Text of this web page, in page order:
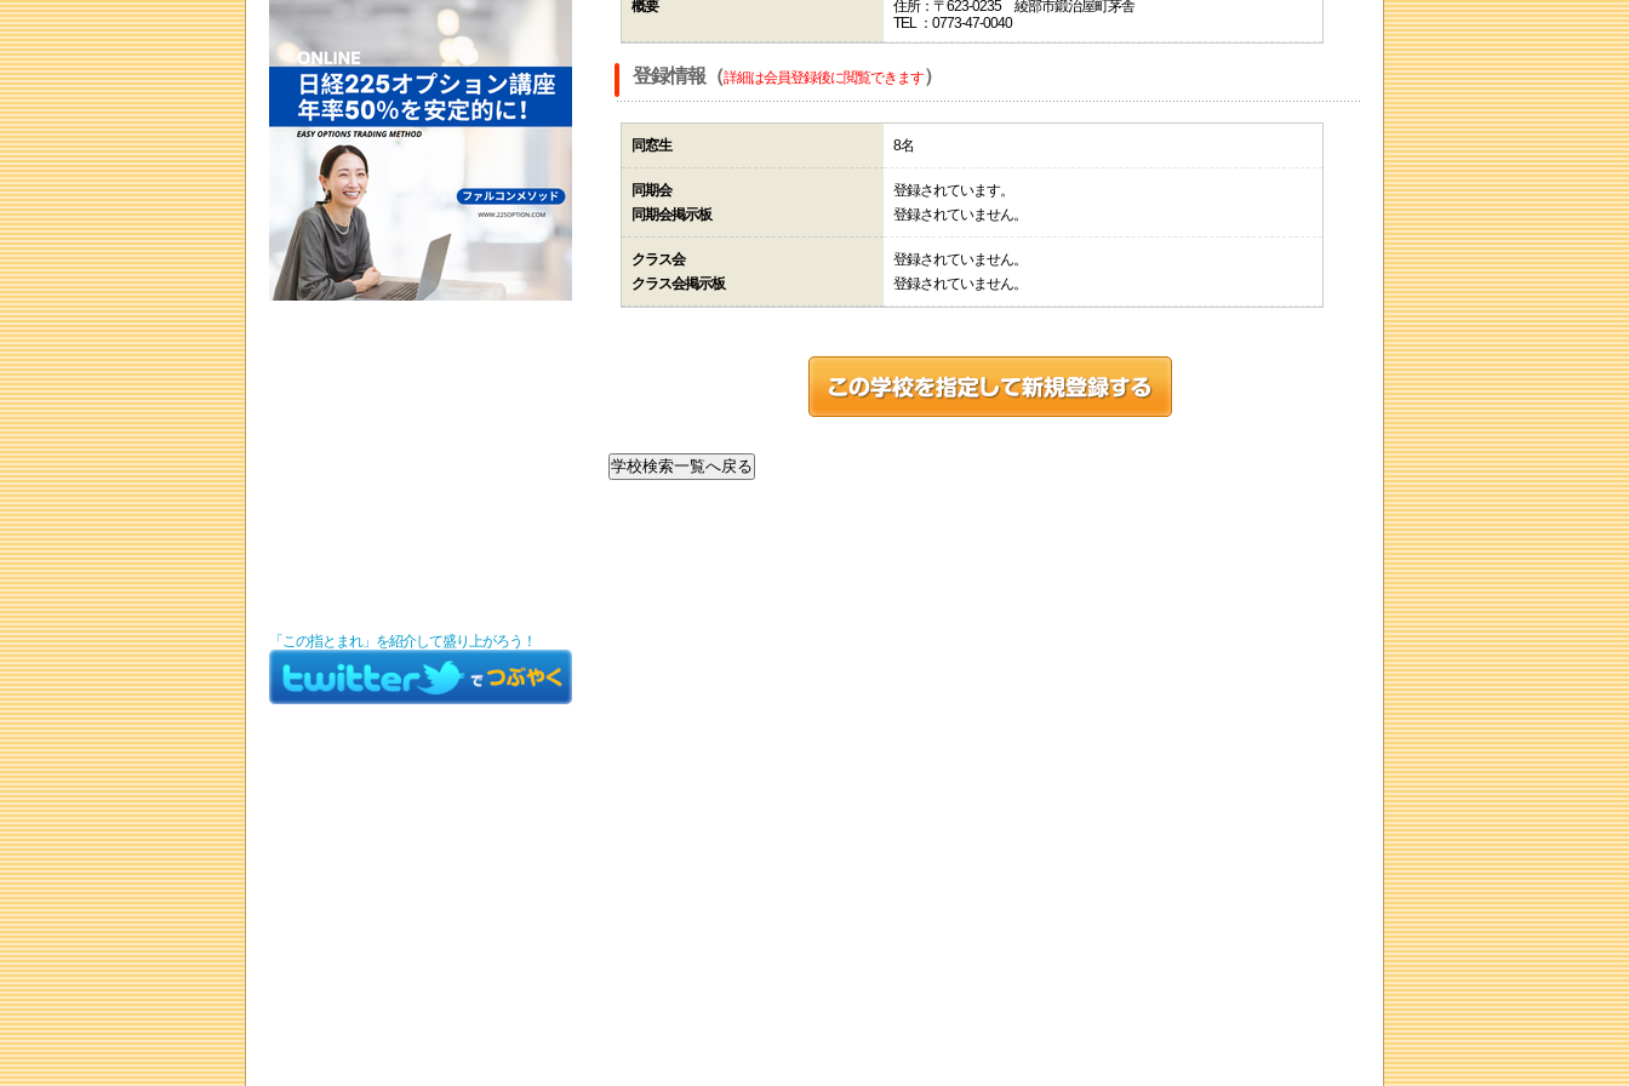
概要
住所：〒623-0235 綾部市鍛治屋町茅舎
TEL ：0773-47-0040
登録情報（詳細は会員登録後に閲覧できます）
同窓生 8名
同期会
同期会掲示板
登録されています。
登録されていません。
クラス会
クラス会掲示板
登録されていません。
登録されていません。
「この指とまれ」を紹介して盛り上がろう！